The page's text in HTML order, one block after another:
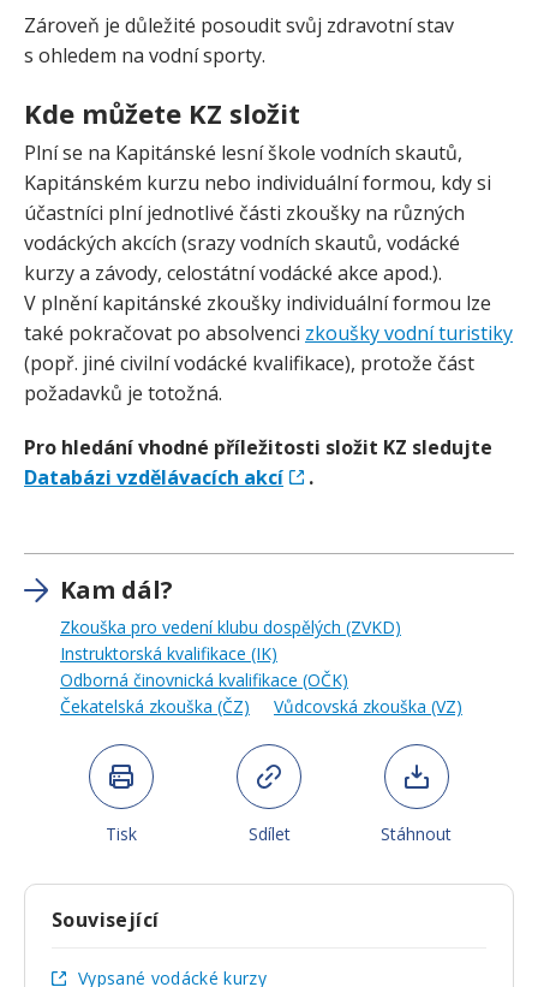
Zároveň je důležité posoudit svůj zdravotní stav
s ohledem na vodní sporty.
Kde můžete KZ složit
Plní se na Kapitánské lesní škole vodních skautů,
Kapitánském kurzu nebo individuální formou, kdy si
účastníci plní jednotlivé části zkoušky na různých
vodáckých akcích (srazy vodních skautů, vodácké
kurzy a závody, celostátní vodácké akce apod.).
V plnění kapitánské zkoušky individuální formou lze
také pokračovat po absolvenci zkoušky vodní turistiky
(popř. jiné civilní vodácké kvalifikace), protože část
požadavků je totožná.
Pro hledání vhodné příležitosti složit KZ sledujte
Databázi vzdělávacích akcí
.
Kam dál?
Zkouška pro vedení klubu dospělých (ZVKD)
Instruktorská kvalifikace (IK)
Odborná činovnická kvalifikace (OČK)
Čekatelská zkouška (ČZ)
Vůdcovská zkouška (VZ)
Tisk Sdílet Stáhnout
Související
Vypsané vodácké kurzy